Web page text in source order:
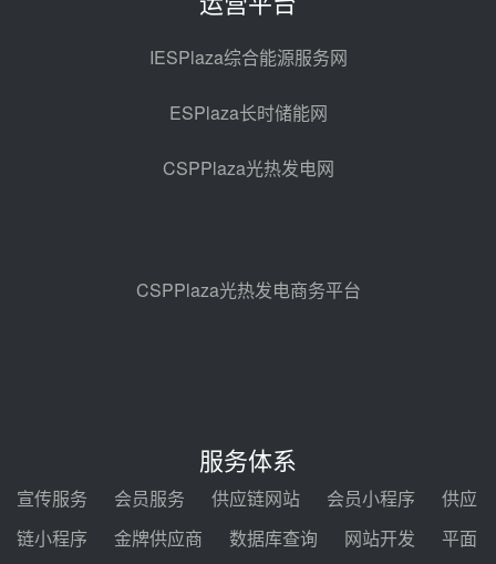
2026-2029年熔盐介质框架协议
中能建华中试研院中标重能新疆
试验
昨天 08-05 10:41
格局
昨天 08-05 09:11
锅中标格尔木项目蒸汽发生系统
甘肃建投安装公司赴京洽谈，深化
瓜州、博州光热项目战略合作
IESPlaza综合能源服务网
ESPlaza长时储能网
CSPPlaza光热发电网
CSPPlaza光热发电商务平台
服务体系
宣传服务 会员服务 供应链网站 会员小程序
供应
链小程序
金牌供应商 数据库查询 网站开发 平面